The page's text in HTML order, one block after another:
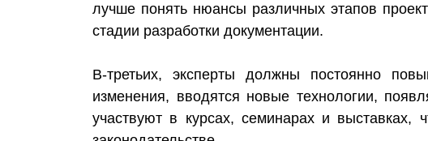
лучше понять нюансы различных этапов
стадии разработки документации.
В-третьих, эксперты должны постоянно
изменения, вводятся новые технологии,
участвуют в курсах, семинарах и выставках,